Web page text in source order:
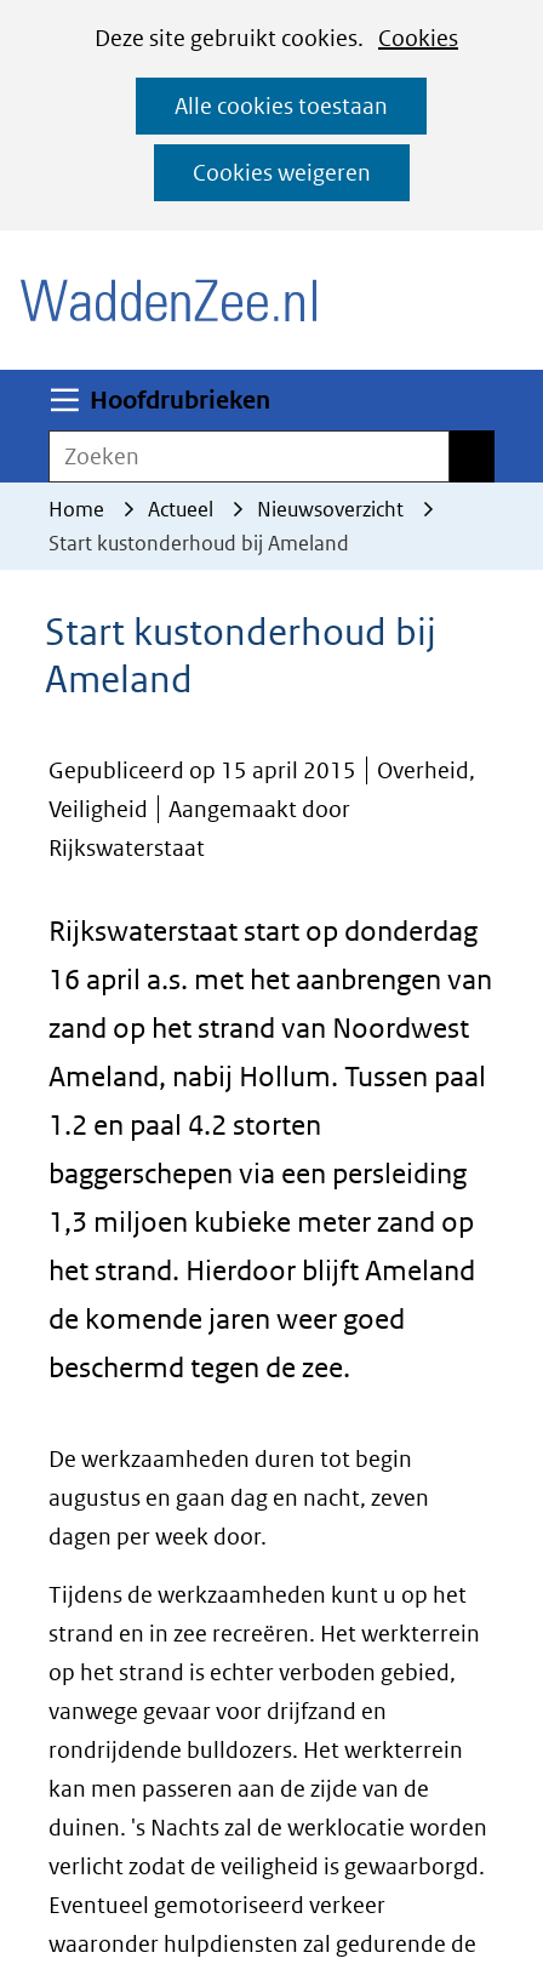
CookiesDeze site gebruikt cookies. Cookies
deze
worden
toegestaan
geweigerd.
Alle cookies toestaan
Cookies weigeren
Ga
naar
de
inhoud
Hoofdrubrieken
Zoeken
Home Actueel
Nieuwsoverzicht
Start kustonderhoud bij Ameland
Start kustonderhoud bij
Ameland
Gepubliceerd op 15 april 2015
Overheid,
Veiligheid
Aangemaakt door
Rijkswaterstaat
Rijkswaterstaat start op donderdag
16 april a.s. met het aanbrengen van
zand op het strand van Noordwest
Ameland, nabij Hollum. Tussen paal
1.2 en paal 4.2 storten
baggerschepen via een persleiding
1,3 miljoen kubieke meter zand op
het strand. Hierdoor blijft Ameland
de komende jaren weer goed
beschermd tegen de zee.
De werkzaamheden duren tot begin
augustus en gaan dag en nacht, zeven
dagen per week door.
Tijdens de werkzaamheden kunt u op het
strand en in zee recreëren. Het werkterrein
op het strand is echter verboden gebied,
vanwege gevaar voor drijfzand en
rondrijdende bulldozers. Het werkterrein
kan men passeren aan de zijde van de
duinen. 's Nachts zal de werklocatie worden
verlicht zodat de veiligheid is gewaarborgd.
Eventueel gemotoriseerd verkeer
waaronder hulpdiensten zal gedurende de